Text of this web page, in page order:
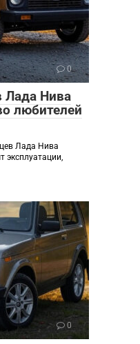
0
Лада Нива
любителей
Лада Нива
эксплуатации,
0